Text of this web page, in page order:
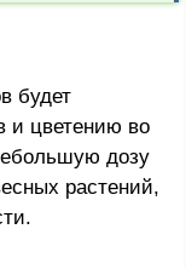
будет
и цветению во
дозу
растений,